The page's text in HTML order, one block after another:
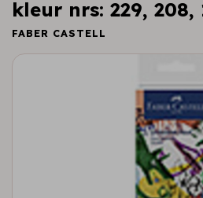
kleur nrs: 229, 208,
FABER CASTELL